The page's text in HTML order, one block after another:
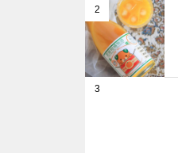
2
3